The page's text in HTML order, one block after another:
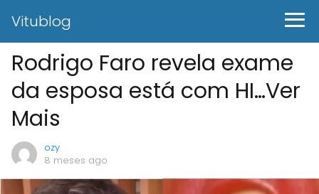
Vitublog
Rodrigo Faro revela exame
da esposa está com HI…Ver
Mais
ozy
8 meses ago